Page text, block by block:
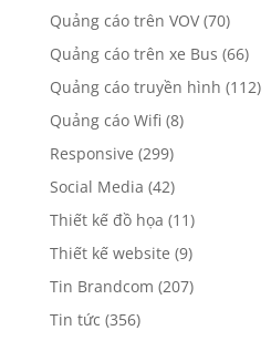
Quảng cáo trên VOV(70)
Quảng cáo trên xe Bus (66)
Quảng cáo truyền hình (112)
Quảng cáo Wifi (8)
Responsive (299)
Social Media (42)
Thiết kế đồ họa (11)
Thiết kế website (9)
Tin Brandcom (207)
Tin tức (356)